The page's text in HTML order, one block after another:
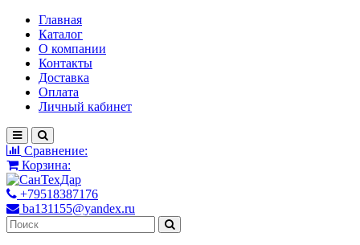
Главная
Каталог
О компании
Контакты
Доставка
Оплата
Личный кабинет
Сравнение:
Корзина:
+79518387176
ba131155@yandex.ru